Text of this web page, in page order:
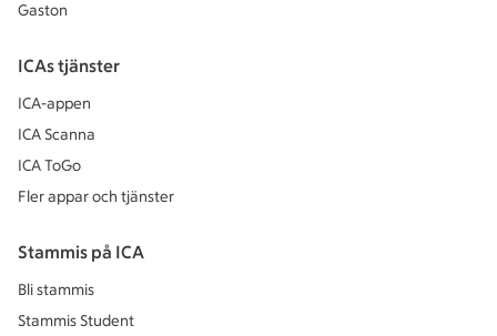
Gaston
ICAs tjänster
ICA-appen
ICA Scanna
ICA ToGo
Fler appar och tjänster
Stammis på ICA
Bli stammis
Stammis Student